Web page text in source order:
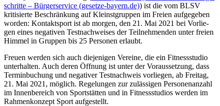
schritte – Bürger­ser­vice (gesetze​-bayern​.de)) ist die vom BLSV
kriti­sierte Beschrän­kung auf Kleinst­grup­pen im Freien aufge­ge­ben
worden: Kontakt­sport ist ab morgen, den 21. Mai 2021 bei Vorlie­
gen eines nega­ti­ven Test­nach­wei­ses der Teil­neh­men­den unter freien
Himmel in Grup­pen bis 25 Perso­nen erlaubt.
Freuen werden sich auch dieje­ni­gen Vereine, die ein Fitness­stu­dio
unter­hal­ten. Auch deren Öffnung ist unter der Voraus­set­zung, dass
Termin­bu­chung und nega­ti­ver Test­nach­weis vorlie­gen, ab Frei­tag,
21. Mai 2021, möglich. Rege­lun­gen zur zuläs­si­gen Perso­nen­an­zahl
im Innen­be­reich von Sport­stät­ten und in Fitness­stu­dios werden im
Rahmen­kon­zept Sport aufgestellt.